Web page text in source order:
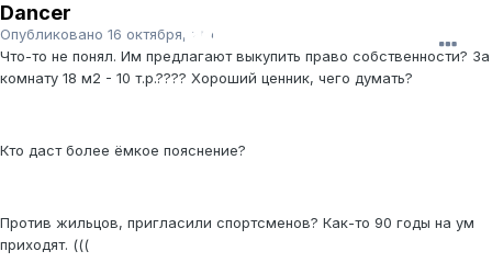
Dancer
Опубликовано 16 октября, 2011
Что-то не понял. Им предлагают выкупить право собственности? За
комнату 18 м2 - 10 т.р.???? Хороший ценник, чего думать?
Кто даст более ёмкое пояснение?
Против жильцов, пригласили спортсменов? Как-то 90 годы на ум
приходят. (((